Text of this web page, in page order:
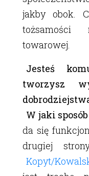
jakby obok.
towarowej.
Jesteś
tworzysz
W jaki
da się
drugiej
Kopyt/